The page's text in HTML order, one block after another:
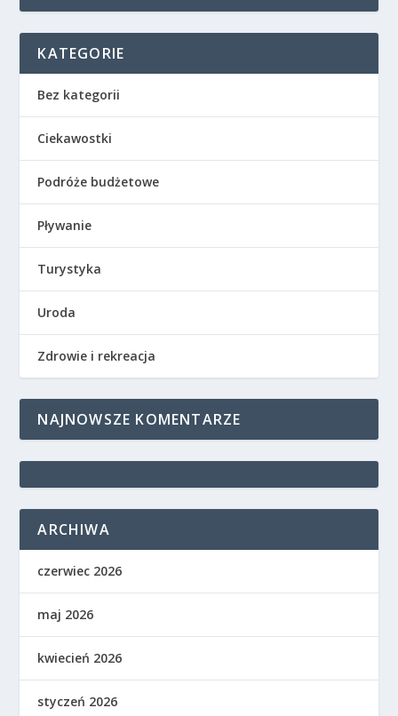
KATEGORIE
Bez kategorii
Ciekawostki
Podróże budżetowe
Pływanie
Turystyka
Uroda
Zdrowie i rekreacja
NAJNOWSZE KOMENTARZE
ARCHIWA
czerwiec 2026
maj 2026
kwiecień 2026
styczeń 2026